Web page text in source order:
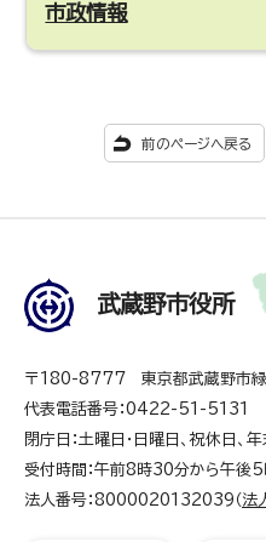
市政情報
前のページへ戻る
武蔵野市役所
〒180-8777 東京都武蔵野市
代表電話番号：0422-51-5131
閉庁日：土曜日・日曜日、祝休日、
受付時間：午前8時30分から午後5
法人番号：8000020132039（ 法